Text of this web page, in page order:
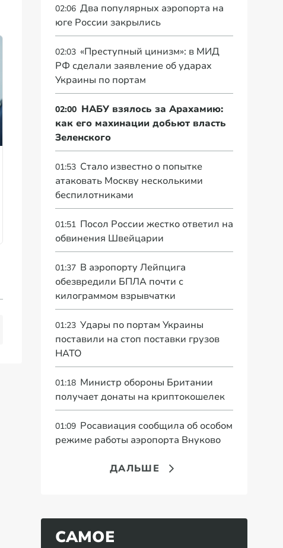
02:06 Два популярных аэропорта на
юге России закрылись
02:03 «Преступный цинизм»: в МИД
РФ сделали заявление об ударах
Украины по портам
02:00 НАБУ взялось за Арахамию:
как его махинации добьют власть
Зеленского
01:53 Стало известно о попытке
атаковать Москву несколькими
беспилотниками
01:51 Посол России жестко ответил на
обвинения Швейцарии
01:37 В аэропорту Лейпцига
обезвредили БПЛА почти с
килограммом взрывчатки
01:23 Удары по портам Украины
поставили на стоп поставки грузов
НАТО
01:18 Министр обороны Британии
получает донаты на криптокошелек
01:09 Росавиация сообщила об особом
режиме работы аэропорта Внуково
ДАЛЬШЕ
САМОЕ